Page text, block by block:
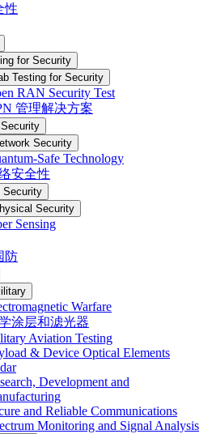
性
for Security
Testing for Security
RAN Security Test
管理解决方案
Security
Safe Technology
安全性
Security
Security
Sensing
防
Warfare
涂层和滤光器
Aviation Testing
& Device Optical Elements
Development and
and Reliable Communications
Monitoring and Signal Analysis